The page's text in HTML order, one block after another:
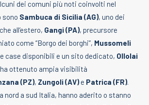
dei comuni più noti coinvolti nel
sono Sambuca di Sicilia (AG), uno dei
all’estero, Gangi (PA), precursore
come “Borgo dei borghi”, Mussomeli
case disponibili e un sito dedicato, Ollolai
ha ottenuto ampia visibilità
(PZ), Zungoli (AV)e Patrica (FR).
nord a sud Italia, hanno aderito o stanno